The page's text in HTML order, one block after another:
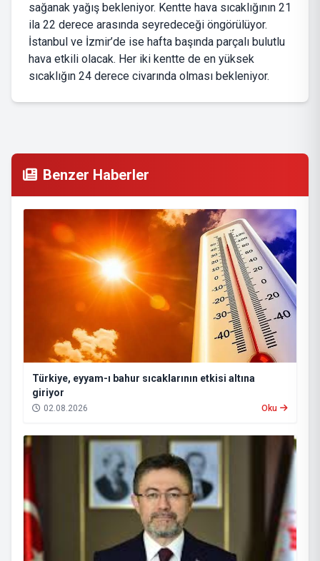
sağanak yağış bekleniyor. Kentte hava sıcaklığının 21
ila 22 derece arasında seyredeceği öngörülüyor.
İstanbul ve İzmir’de ise hafta başında parçalı bulutlu
hava etkili olacak. Her iki kentte de en yüksek
sıcaklığın 24 derece civarında olması bekleniyor.
Benzer Haberler
Türkiye, eyyam-ı bahur sıcaklarının etkisi altına
giriyor
02.08.2026 Oku